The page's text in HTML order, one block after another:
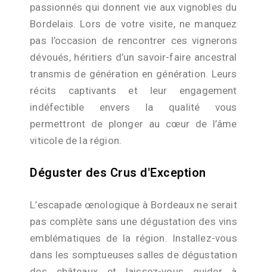
passionnés qui donnent vie aux vignobles du
Bordelais. Lors de votre visite, ne manquez
pas l’occasion de rencontrer ces vignerons
dévoués, héritiers d’un savoir-faire ancestral
transmis de génération en génération. Leurs
récits captivants et leur engagement
indéfectible envers la qualité vous
permettront de plonger au cœur de l’âme
viticole de la région.
Déguster des Crus d'Exception
L’escapade œnologique à Bordeaux ne serait
pas complète sans une dégustation des vins
emblématiques de la région. Installez-vous
dans les somptueuses salles de dégustation